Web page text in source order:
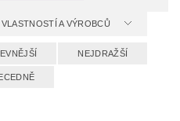
A VÝROBCŮ
NEJDRAŽŠÍ